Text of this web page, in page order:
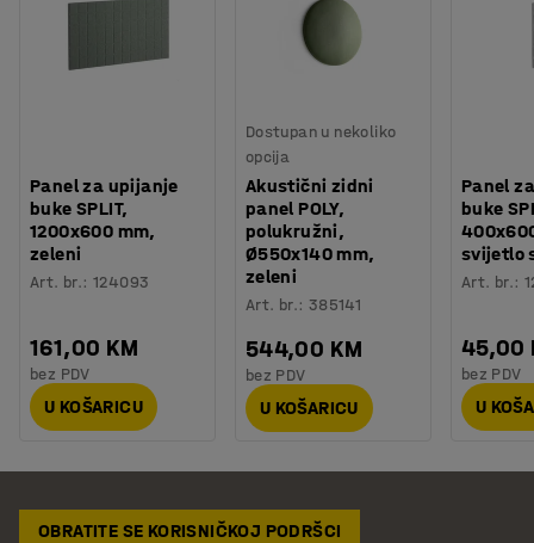
Panel za upijanje
buke SPLIT,
1200x600 mm,
zeleni
Art. br.:124093
161,00 KM
bez PDV
U KOŠARICU
Dostupan u nekoliko
opcija
Akustični zidni
panel POLY,
polukružni,
Ø550x140 mm,
zeleni
Art. br.: 385141
544,00 KM
bez PDV
U KOŠARICU
Panel
buke
svijetlo
Art. br.:
45,00
bez PDV
U
OBRATITE SE KORISNIČKOJ PODRŠCI